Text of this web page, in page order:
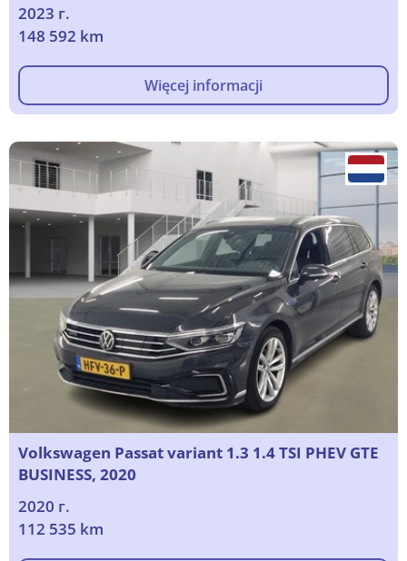
2023 г.
148 592 km
Więcej informacji
Volkswagen Passat variant 1.3 1.4 TSI PHEV GTE
BUSINESS, 2020
2020 г.
112 535 km